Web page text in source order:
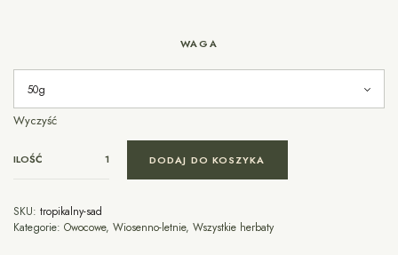
WAGA
Wyczyść
ILOŚĆ DODAJ DO KOSZYKA
SKU: tropikalny-sad
Kategorie: Owocowe, Wiosenno-letnie, Wszystkie herbaty